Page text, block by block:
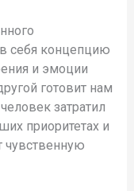
себя концепцию
и эмоции
готовит нам
затратил
приоритетах и
чувственную